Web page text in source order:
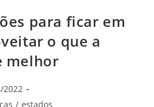
para ficar em
o que a
melhor
2022
/ estados